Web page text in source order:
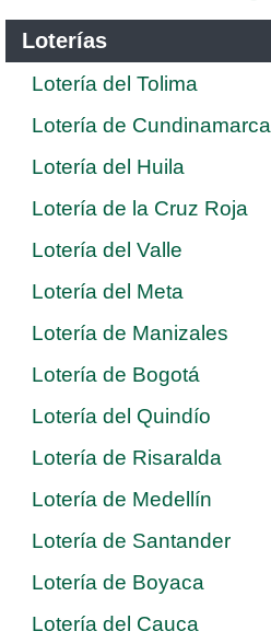
Loterías
Lotería del Tolima
Lotería de Cundinamarca
Lotería del Huila
Lotería de la Cruz Roja
Lotería del Valle
Lotería del Meta
Lotería de Manizales
Lotería de Bogotá
Lotería del Quindío
Lotería de Risaralda
Lotería de Medellín
Lotería de Santander
Lotería de Boyaca
Lotería del Cauca